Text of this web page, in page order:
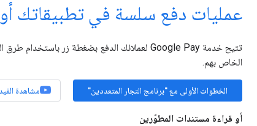
عمليات دفع سلسة في تطبيقاتك أو
الخاص بهم.
الخطوات الأولى مع "برنامج التجار المتعددين" مشاهدة
أو قراءة مستندات المطوّرين